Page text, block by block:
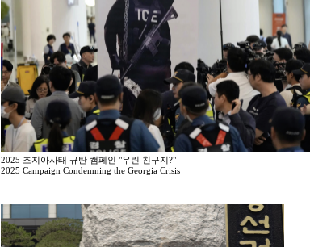
2025 조지아사태 규탄 캠페인 "우린 친구지?"
2025 Campaign Condemning the Georgia Crisis